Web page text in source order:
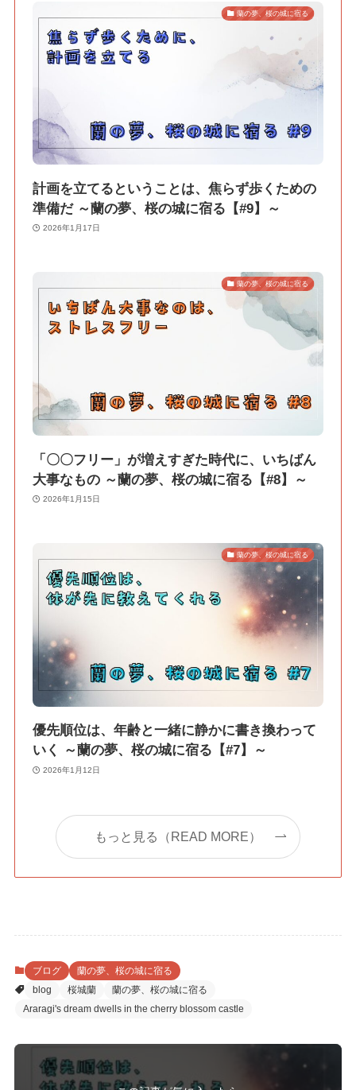
蘭の夢、桜の城に宿る
計画を立てるということは、焦らず歩くための
準備だ ～蘭の夢、桜の城に宿る【#9】～
2026年1月17日
蘭の夢、桜の城に宿る
「〇〇フリー」が増えすぎた時代に、いちばん
大事なもの ～蘭の夢、桜の城に宿る【#8】～
2026年1月15日
蘭の夢、桜の城に宿る
優先順位は、年齢と一緒に静かに書き換わって
いく ～蘭の夢、桜の城に宿る【#7】～
2026年1月12日
もっと見る（READ MORE）
ブログ
蘭の夢、桜の城に宿る
blog
桜城蘭
蘭の夢、桜の城に宿る
Araragi's dream dwells in the cherry blossom castle